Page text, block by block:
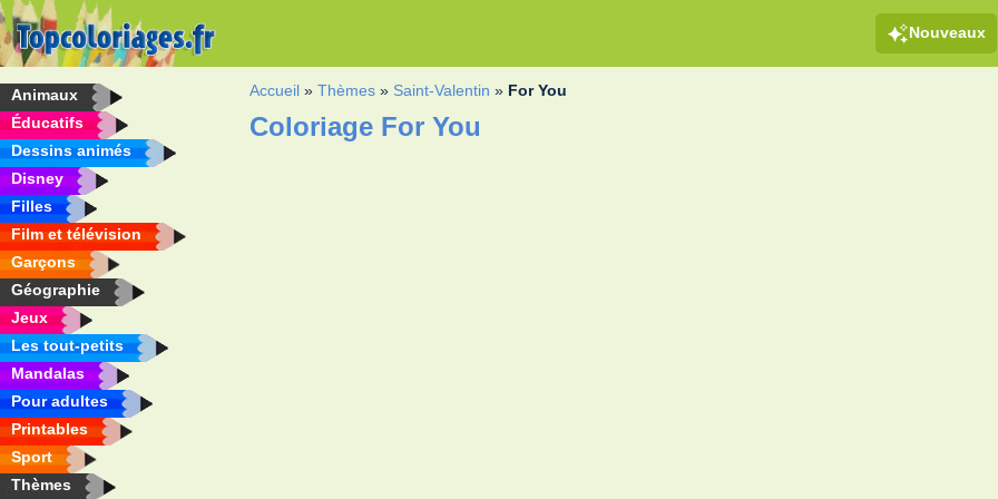
Nouveaux
Animaux
Éducatifs
Dessins animés
Disney
Filles
Film et télévision
Garçons
Géographie
Jeux
Les tout-petits
Mandalas
Pour adultes
Printables
Sport
Thèmes
Accueil »Thèmes » Saint-Valentin » For You
Coloriage For You